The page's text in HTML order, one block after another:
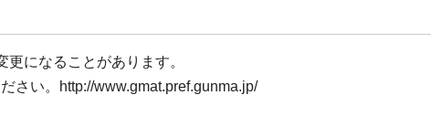
になることがあります。
さい。http://www.gmat.pref.gunma.jp/